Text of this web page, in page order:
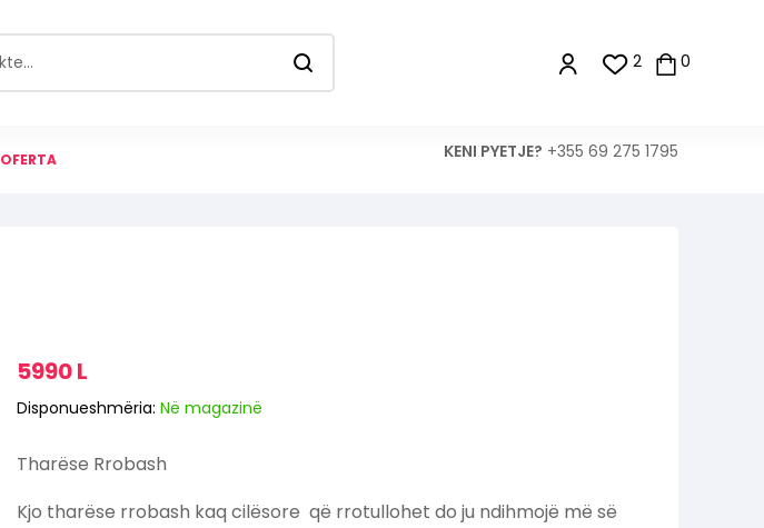
2 0
OFERTA KENI PYETJE? +355 69 275 1795
5990L
Disponueshmëria: Në magazinë
Tharëse Rrobash
Kjo tharëse rrobash kaq cilësore që rrotullohet do ju ndihmojë më së